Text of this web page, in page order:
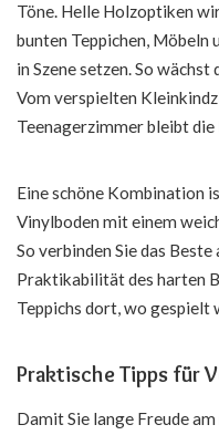
Töne. Helle Holzoptiken
bunten Teppichen, Möbeln
in Szene setzen. So
Vom verspielten
Teenagerzimmer bleibt die
Eine schöne Kombination
Vinylboden mit einem
So verbinden Sie das
Praktikabilität des harten
Teppichs dort, wo gespielt
Praktische Tipps für
Damit Sie lange Freude